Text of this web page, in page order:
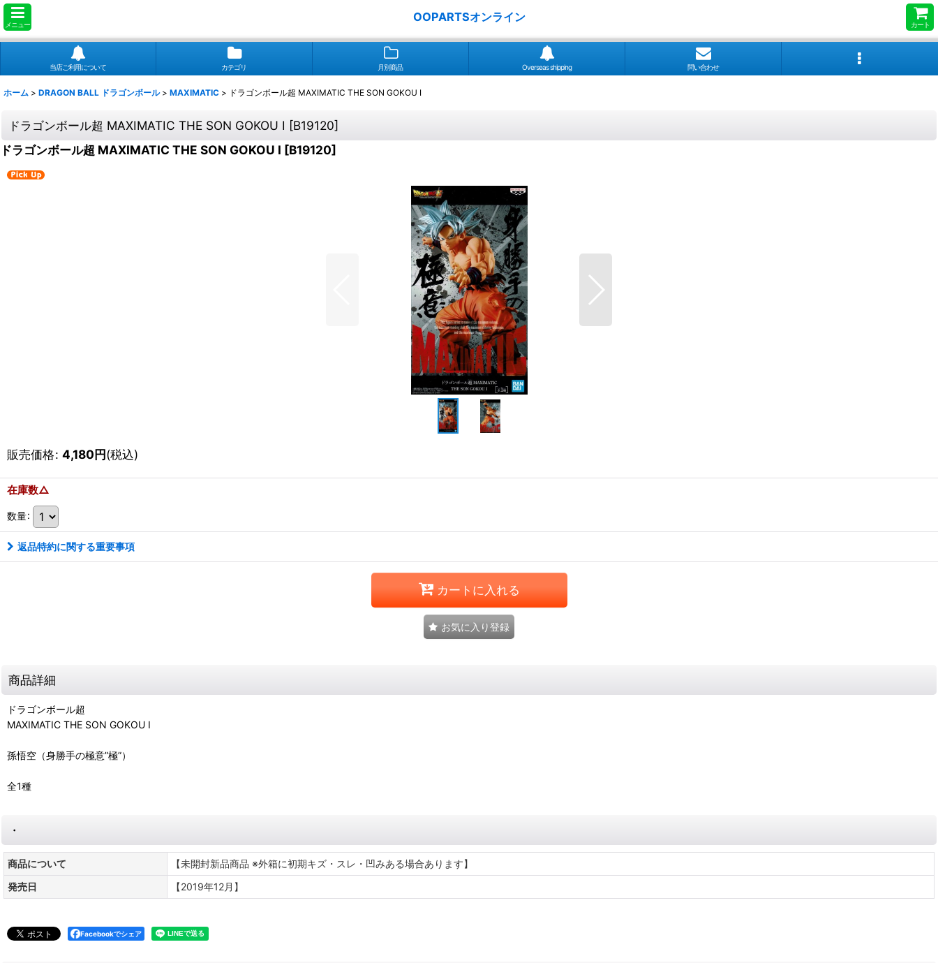
メニュー
OOPARTSオンライン
カート
当店ご利用について カテゴリ 月別商品 Overseas shipping 問い合わせ
ホーム > DRAGON BALL ドラゴンボール > MAXIMATIC > ドラゴンボール超 MAXIMATIC THE SON GOKOU I
ドラゴンボール超 MAXIMATIC THE SON GOKOU I [B19120]
ドラゴンボール超 MAXIMATIC THE SON GOKOU I [B19120]
販売価格: 4,180円(税込)
在庫数△
数量:
返品特約に関する重要事項
カートに入れる
お気に入り登録
商品詳細
ドラゴンボール超
MAXIMATIC THE SON GOKOU I
孫悟空（身勝手の極意”極”）
全1種
・
商品について
【未開封新品商品 ※外箱に初期キズ・スレ・凹みある場合あります】
発売日
【2019年12月】
Facebookでシェア